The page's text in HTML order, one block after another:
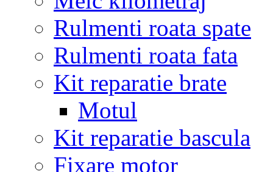
Rulmenti roata spate
Rulmenti roata fata
Kit reparatie brate
Motul
Kit reparatie bascula
Fixare motor